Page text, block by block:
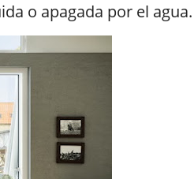
o apagada por el agua.